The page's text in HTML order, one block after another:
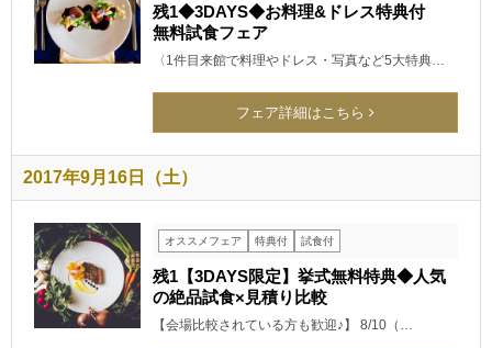
残1◆3DAYS◆お料理&ドレス特典付
無料試食フェア
〈1件目来館で料理やドレス・写真など5大特典…
フェア詳細はこちら
2017年9月16日（土）
オススメフェア 特典付 試食付
残1【3DAYS限定】挙式無料特典◆人気
の絶品試食×見積り比較
【会場比較されている方も歓迎♪】 8/10（…